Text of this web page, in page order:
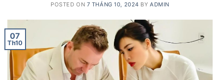
POSTED ON 7 THÁNG 10, 2024 BY ADMIN
07
Th10